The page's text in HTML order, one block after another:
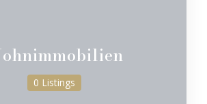
0 Listings